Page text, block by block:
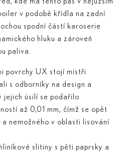
v podobě křídla na zadní
spodní částí karoserie
hluku a zároveň
paliva.
povrchy UX stojí mistři
s odborníky na design a
jejich úsilí se podařilo
až 0,01 mm, čímž se opět
nemožného v oblasti lisování
slitiny s pěti paprsky a